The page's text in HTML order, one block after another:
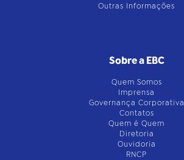
Outras Informações
Sobre a EBC
Quem Somos
Imprensa
Governança Corporativa
Contatos
Quem é Quem
Diretoria
Ouvidoria
RNCP